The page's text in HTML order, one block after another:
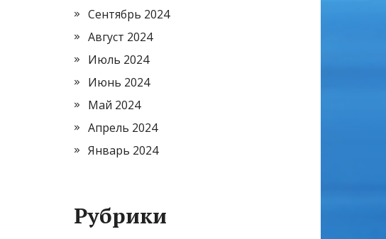
Сентябрь 2024
Август 2024
Июль 2024
Июнь 2024
Май 2024
Апрель 2024
Январь 2024
Рубрики